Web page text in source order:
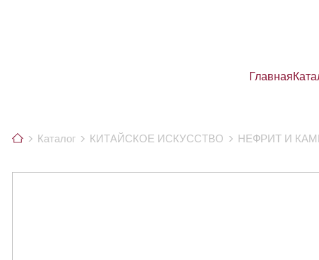
Главная
Каталог КИТАЙСКОЕ ИСКУССТВО НЕФРИТ И